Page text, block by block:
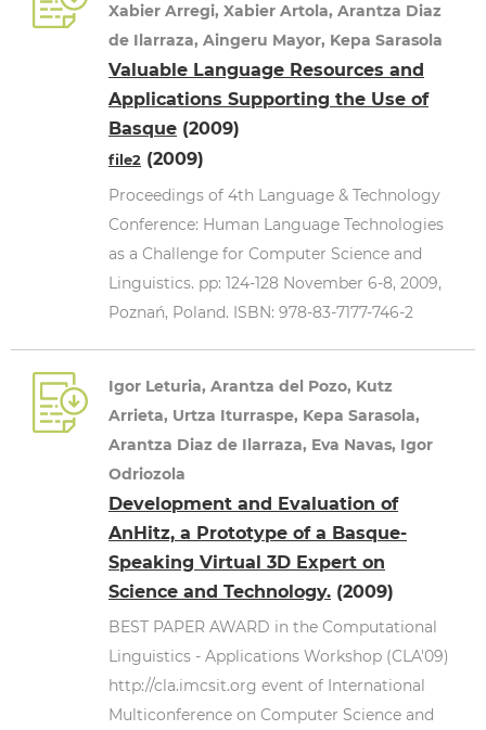
Xabier Arregi, Xabier Artola, Arantza Diaz
de Ilarraza, Aingeru Mayor, Kepa Sarasola
Valuable Language Resources and
Applications Supporting the Use of
Basque (2009)
file2 (2009)
Proceedings of 4th Language & Technology
Conference: Human Language Technologies
as a Challenge for Computer Science and
Linguistics. pp: 124-128 November 6-8, 2009,
Poznań, Poland. ISBN: 978-83-7177-746-2
Igor Leturia, Arantza del Pozo, Kutz
Arrieta, Urtza Iturraspe, Kepa Sarasola,
Arantza Diaz de Ilarraza, Eva Navas, Igor
Odriozola
Development and Evaluation of
AnHitz, a Prototype of a Basque-
Speaking Virtual 3D Expert on
Science and Technology. (2009)
BEST PAPER AWARD in the Computational
Linguistics - Applications Workshop (CLA'09)
http://cla.imcsit.org event of International
Multiconference on Computer Science and